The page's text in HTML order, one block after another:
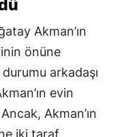
Akman’ın
önüne
arkadaşı
evin
Akman’ın
iki taraf